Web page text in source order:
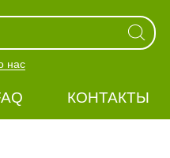
нас
КОНТАКТЫ